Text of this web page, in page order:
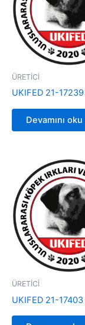
ÜRETİCİ
UKIFED 21-17239
Devamını oku
ÜRETİCİ
UKIFED 21-17403